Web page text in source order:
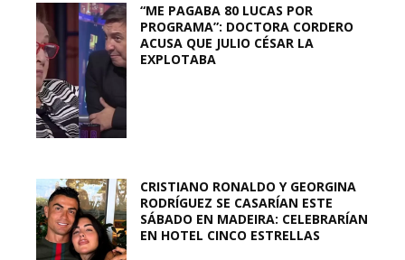
“ME PAGABA 80 LUCAS POR
PROGRAMA”: DOCTORA CORDERO
ACUSA QUE JULIO CÉSAR LA
EXPLOTABA
CRISTIANO RONALDO Y GEORGINA
RODRÍGUEZ SE CASARÍAN ESTE
SÁBADO EN MADEIRA: CELEBRARÍAN
EN HOTEL CINCO ESTRELLAS